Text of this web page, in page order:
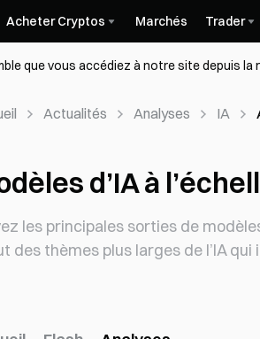
Acheter Cryptos Marchés Trader
que vous accédiez à notre site depuis
Actualités Analyses IA
d’IA à
les principales sorties de
des thèmes plus larges de l’IA